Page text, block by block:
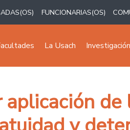
FUNCIONARIAS(OS)
La Usach Investigación
aplicación